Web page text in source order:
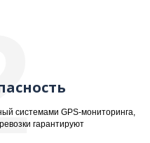
системами GPS-мониторинга,
гарантируют